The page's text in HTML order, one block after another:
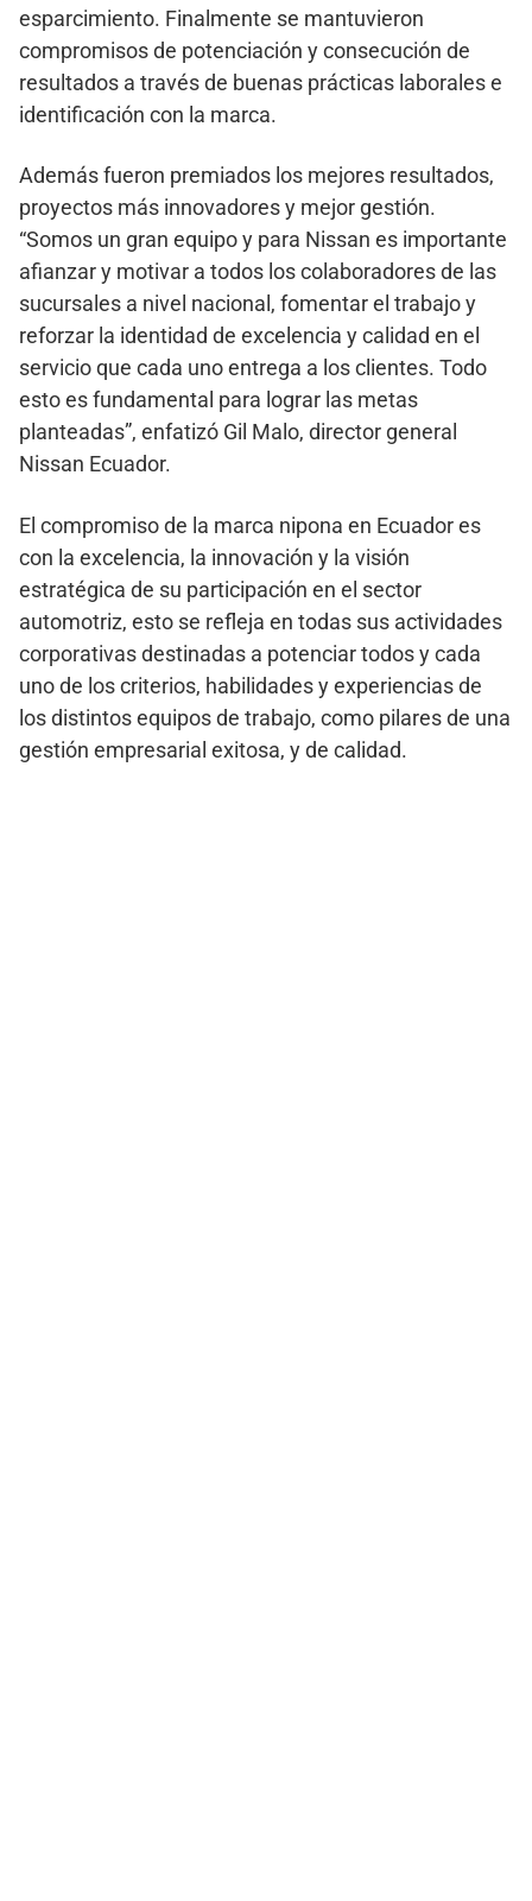
esparcimiento. Finalmente se mantuvieron
compromisos de potenciación y consecución de
resultados a través de buenas prácticas laborales e
identificación con la marca.
Además fueron premiados los mejores resultados,
proyectos más innovadores y mejor gestión.
“Somos un gran equipo y para Nissan es importante
afianzar y motivar a todos los colaboradores de las
sucursales a nivel nacional, fomentar el trabajo y
reforzar la identidad de excelencia y calidad en el
servicio que cada uno entrega a los clientes. Todo
esto es fundamental para lograr las metas
planteadas”, enfatizó Gil Malo, director general
Nissan Ecuador.
El compromiso de la marca nipona en Ecuador es
con la excelencia, la innovación y la visión
estratégica de su participación en el sector
automotriz, esto se refleja en todas sus actividades
corporativas destinadas a potenciar todos y cada
uno de los criterios, habilidades y experiencias de
los distintos equipos de trabajo, como pilares de una
gestión empresarial exitosa, y de calidad.